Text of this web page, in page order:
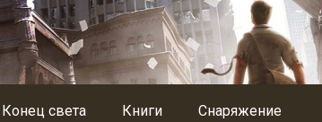
Конец света Книги Снаряжение